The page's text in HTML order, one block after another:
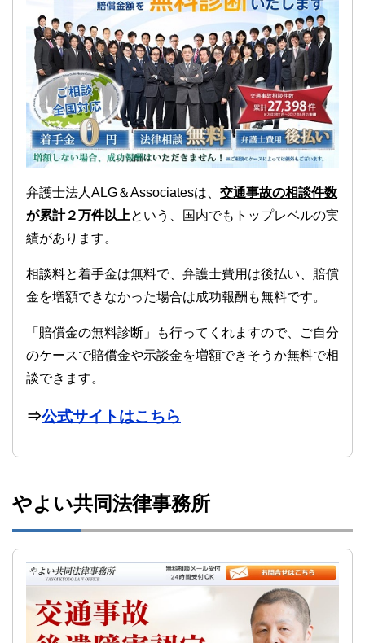
弁護士法人ALG＆Associatesは、 交通事故の相談件数
が累計２万件以上という、国内でもトップレベルの実
績があります。
相談料と着手金は無料で、弁護士費用は後払い、賠償
金を増額できなかった場合は成功報酬も無料です。
「賠償金の無料診断」も行ってくれますので、ご自分
のケースで賠償金や示談金を増額できそうか無料で相
談できます。
⇒公式サイトはこちら
やよい共同法律事務所